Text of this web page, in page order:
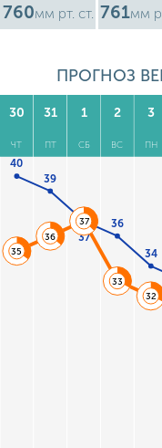
760мм рт. ст. 761мм
ПРОГНОЗ
30
ЧТ
31
ПТ
1
СБ
2
ВС
3
ПН
40
39
37
36
34
35
36
37
33
32